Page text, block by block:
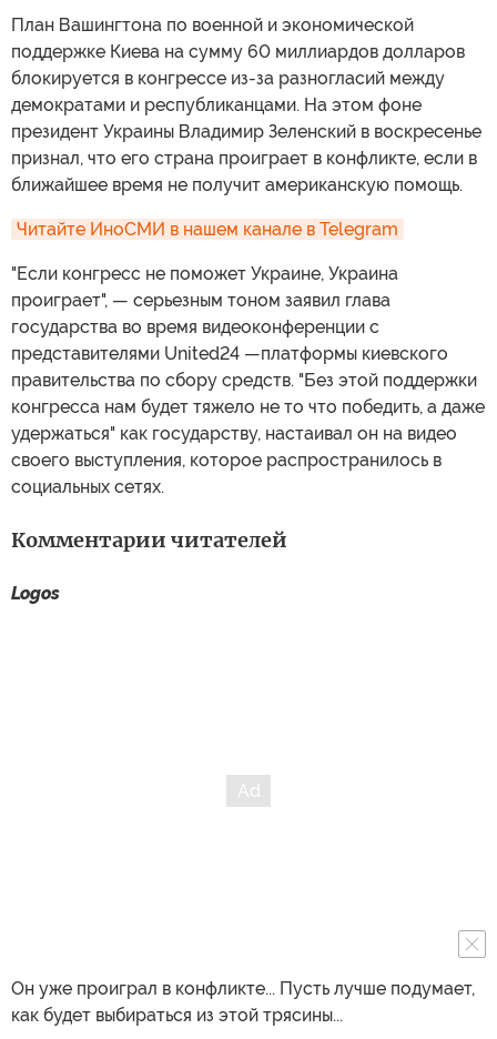
План Вашингтона по военной и экономической
поддержке Киева на сумму 60 миллиардов долларов
блокируется в конгрессе из-за разногласий между
демократами и республиканцами. На этом фоне
президент Украины Владимир Зеленский в воскресенье
признал, что его страна проиграет в конфликте, если в
ближайшее время не получит американскую помощь.
Читайте ИноСМИ в нашем канале в Telegram
"Если конгресс не поможет Украине, Украина
проиграет", — серьезным тоном заявил глава
государства во время видеоконференции с
представителями United24 —платформы киевского
правительства по сбору средств. "Без этой поддержки
конгресса нам будет тяжело не то что победить, а даже
удержаться" как государству, настаивал он на видео
своего выступления, которое распространилось в
социальных сетях.
Комментарии читателей
Logos
Он уже проиграл в конфликте... Пусть лучше подумает,
как будет выбираться из этой трясины...